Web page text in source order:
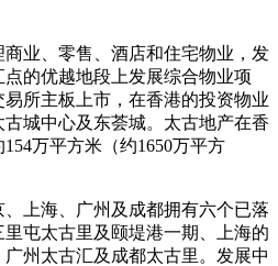
业、零售、酒店和住宅物业，发
的优越地段上发展综合物业项
所主板上市，在香港的投资物业
城中心及东荟城。太古地产在香
万平方米（约1650万平方
上海、广州及成都拥有六个已落
屯太古里及颐堤港一期、上海的
州太古汇及成都太古里。发展中